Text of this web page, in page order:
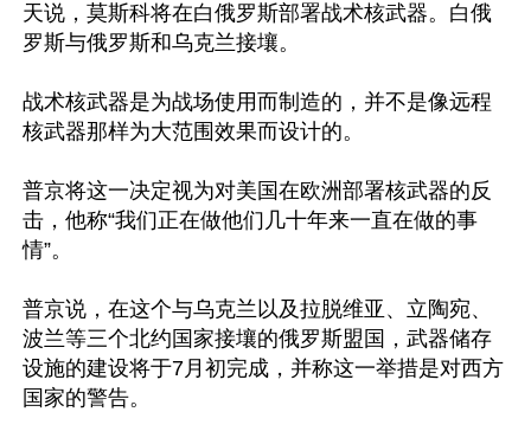
天说，莫斯科将在白俄罗斯部署战术核武器。白俄
罗斯与俄罗斯和乌克兰接壤。
战术核武器是为战场使用而制造的，并不是像远程
核武器那样为大范围效果而设计的。
普京将这一决定视为对美国在欧洲部署核武器的反
击，他称“我们正在做他们几十年来一直在做的事
情”。
普京说，在这个与乌克兰以及拉脱维亚、立陶宛、
波兰等三个北约国家接壤的俄罗斯盟国，武器储存
设施的建设将于7月初完成，并称这一举措是对西方
国家的警告。